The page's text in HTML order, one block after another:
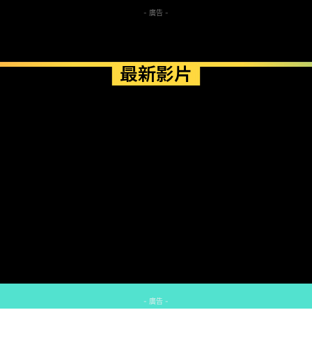
- 廣告 -
最新影片
- 廣告 -